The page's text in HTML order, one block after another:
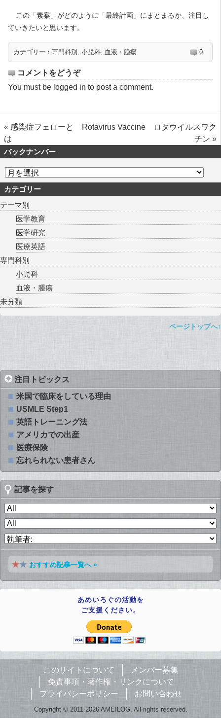
この「素案」がどのように「最終計画」にまとまるか、注目し
ていきたいと思います。
カテゴリー： 専門科別 , 小児科, 血液・腫瘍 0
コメントをどうぞ
You must be logged in to post a comment.
« 感染症フェローと
は
Rotavirus Vaccine ロタウイルスワク
チン »
バックナンバー
カテゴリー
テーマ別
医学教育
医学研究
医療英語
専門科別
小児科
血液・腫瘍
未分類
ページトップへ↑
注目トピックス
米国で臨床をしている理由
USMLE Step1
英語トレーニング法
アメリカでの出産
医療保険
忘れられない患者さん
記事を探す
おすすめ記事一覧へ »
あめいろぐの活動を
ご支援ください。
このサイトについて
メンバー募集
免責事項・著作権・リンクについて
プライバシーポリシー
お問い合わせ
Copyright © 2011-2026 AMEILOG. All rights reserved.